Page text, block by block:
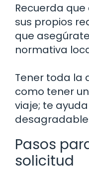
Recuerda
sus propios
que
normativa
Tener toda la
como tener
viaje; te
Pasos
solicitud